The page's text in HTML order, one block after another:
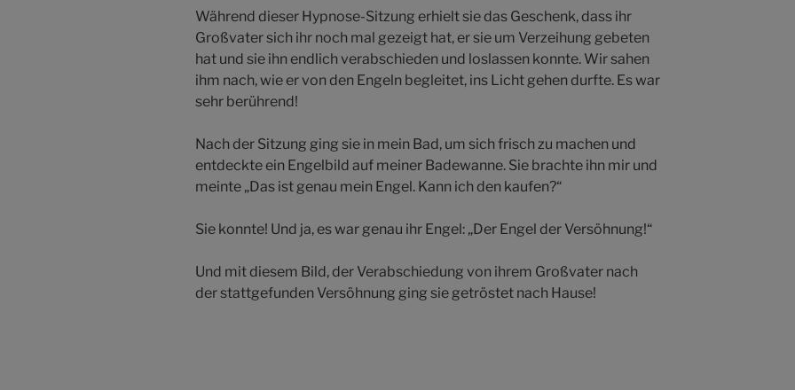
Während dieser Hypnose-Sitzung erhielt sie das Geschenk, dass ihr
Großvater sich ihr noch mal gezeigt hat, er sie um Verzeihung gebeten
hat und sie ihn endlich verabschieden und loslassen konnte. Wir sahen
ihm nach, wie er von den Engeln begleitet, ins Licht gehen durfte. Es war
sehr berührend!
Nach der Sitzung ging sie in mein Bad, um sich frisch zu machen und
entdeckte ein Engelbild auf meiner Badewanne. Sie brachte ihn mir und
meinte „Das ist genau mein Engel. Kann ich den kaufen?“
Sie konnte! Und ja, es war genau ihr Engel: „Der Engel der Versöhnung!“
Und mit diesem Bild, der Verabschiedung von ihrem Großvater nach
der stattgefunden Versöhnung ging sie getröstet nach Hause!